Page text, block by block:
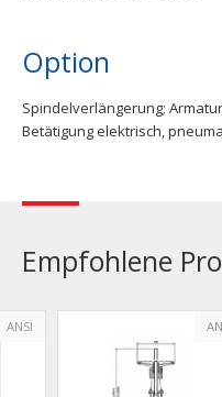
Option
Spindelverlängerung;
Betätigung elektrisch,
Empfohlene
ANSI